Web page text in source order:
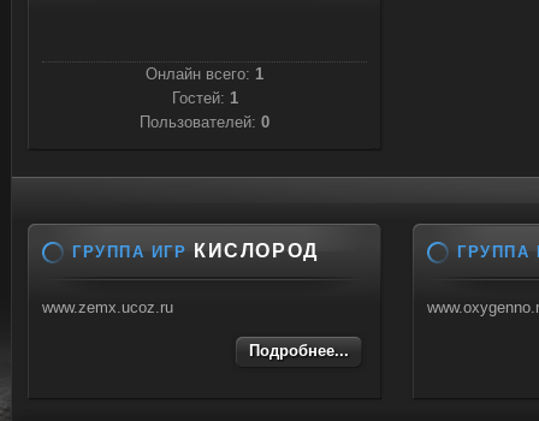
Онлайн всего: 1
Гостей: 1
Пользователей: 0
ГРУППА ИГР КИСЛОРОД
www.zemx.ucoz.ru
Подробнее...
ГРУППА